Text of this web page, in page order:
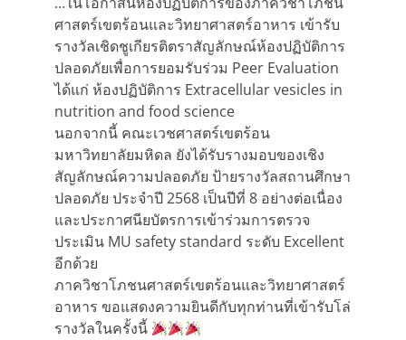
ศาสตร์เขตร้อนและวิทยาศาสตร์อาหาร เข้ารับ
รางวัลเชิดชูเกียรติตราสัญลักษณ์ห้องปฏิบัติการ
ปลอดภัยเพื่อการยอมรับร่วม Peer Evaluation
ได้แก่ ห้องปฏิบัติการ Extracellular vesicles in
nutrition and food science
นอกจากนี้ คณะเวชศาสตร์เขตร้อน
มหาวิทยาลัยมหิดล ยังได้รับรางมอบของเชิง
สัญลักษณ์ความปลอดภัย ป้ายรางวัลสถานศึกษา
ปลอดภัย ประจำปี 2568 เป็นปีที่ 8 อย่างต่อเนื่อง
และประกาศนียบัตรการเข้าร่วมการตรวจ
ประเมิน MU safety standard ระดับ Excellent
อีกด้วย
ภาควิชาโภชนศาสตร์เขตร้อนและวิทยาศาสตร์
อาหาร ขอแสดงความยินดีกับทุกท่านที่เข้ารับโล่
รางวัลในครั้งนี้